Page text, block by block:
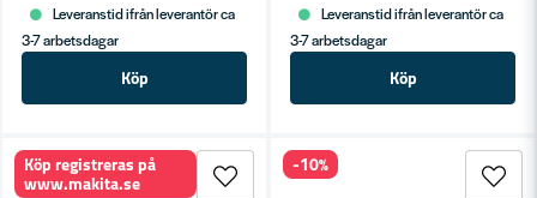
Leveranstid ifrån leverantör ca
3-7 arbetsdagar
Köp
Leveranstid ifrån leverantör ca
3-7 arbetsdagar
Köp
Köp registreras på
www.makita.se
-10%